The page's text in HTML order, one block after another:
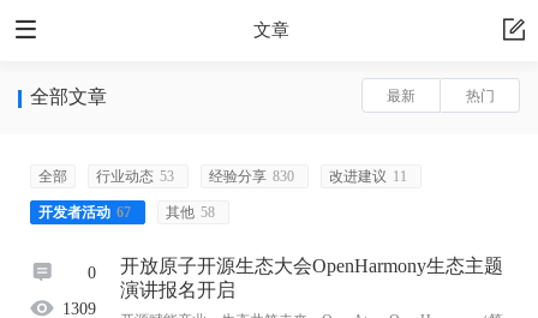
文章
全部文章 最新 热门
全部 行业动态 53 经验分享 830 改进建议 11
开发者活动 67 其他 58
0
1309
开放原子开源生态大会OpenHarmony生态主题
演讲报名开启